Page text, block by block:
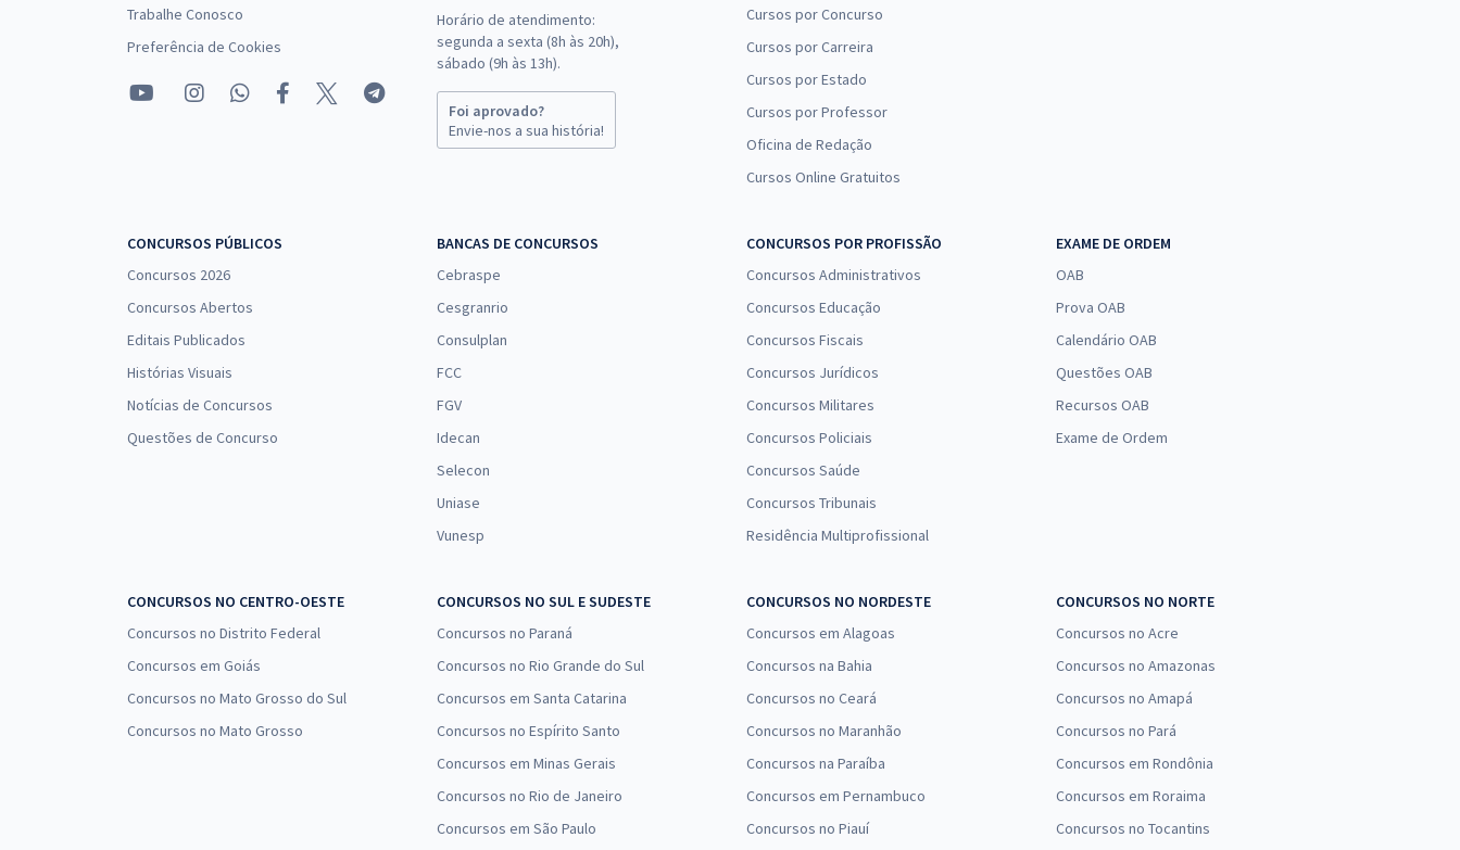
Trabalhe Conosco
Preferência de Cookies
Horário de atendimento:
segunda a sexta (8h às 20h),
sábado (9h às 13h).
Foi aprovado?
Envie-nos a sua história!
Cursos por Concurso
Cursos por Carreira
Cursos por Estado
Cursos por Professor
Oficina de Redação
Cursos Online Gratuitos
CONCURSOS PÚBLICOS
Concursos 2026
Concursos Abertos
Editais Publicados
Histórias Visuais
Notícias de Concursos
Questões de Concurso
BANCAS DE CONCURSOS
Cebraspe
Cesgranrio
Consulplan
FCC
FGV
Idecan
Selecon
Uniase
Vunesp
CONCURSOS POR PROFISSÃO
Concursos Administrativos
Concursos Educação
Concursos Fiscais
Concursos Jurídicos
Concursos Militares
Concursos Policiais
Concursos Saúde
Concursos Tribunais
Residência Multiprofissional
EXAME DE ORDEM
OAB
Prova OAB
Calendário OAB
Questões OAB
Recursos OAB
Exame de Ordem
CONCURSOS NO CENTRO-OESTE
Concursos no Distrito Federal
Concursos em Goiás
Concursos no Mato Grosso do Sul
Concursos no Mato Grosso
CONCURSOS NO SUL E SUDESTE
Concursos no Paraná
Concursos no Rio Grande do Sul
Concursos em Santa Catarina
Concursos no Espírito Santo
Concursos em Minas Gerais
Concursos no Rio de Janeiro
Concursos em São Paulo
CONCURSOS NO NORDESTE
Concursos em Alagoas
Concursos na Bahia
Concursos no Ceará
Concursos no Maranhão
Concursos na Paraíba
Concursos em Pernambuco
Concursos no Piauí
CONCURSOS NO NORTE
Concursos no Acre
Concursos no Amazonas
Concursos no Amapá
Concursos no Pará
Concursos em Rondônia
Concursos em Roraima
Concursos no Tocantins